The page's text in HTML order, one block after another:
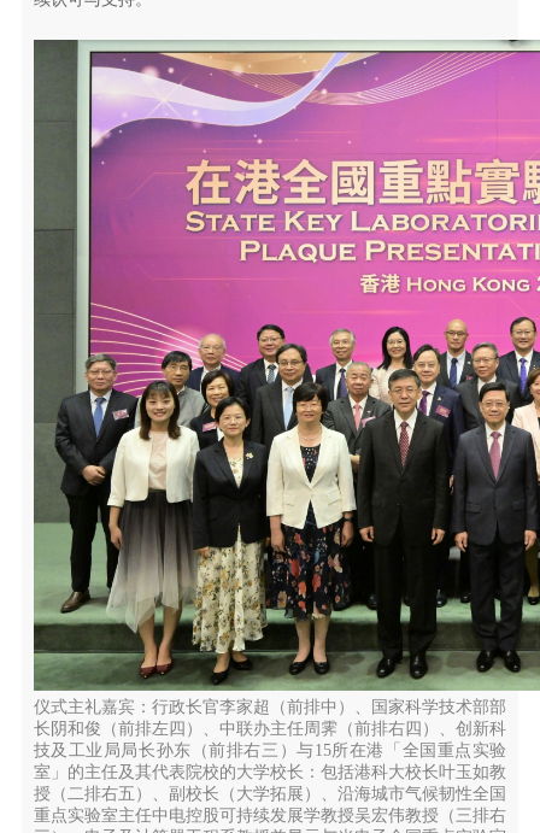
仪式主礼嘉宾：行政长官李家超（前排中）、国家科学技术部部
长阴和俊（前排左四）、中联办主任周霁（前排右四）、创新科
技及工业局局长孙东（前排右三）与15所在港「全国重点实验
室」的主任及其代表院校的大学校长：包括港科大校长叶玉如教
授（二排右五）、副校长（大学拓展）、沿海城市气候韧性全国
重点实验室主任中电控股可持续发展学教授吴宏伟教授（三排右